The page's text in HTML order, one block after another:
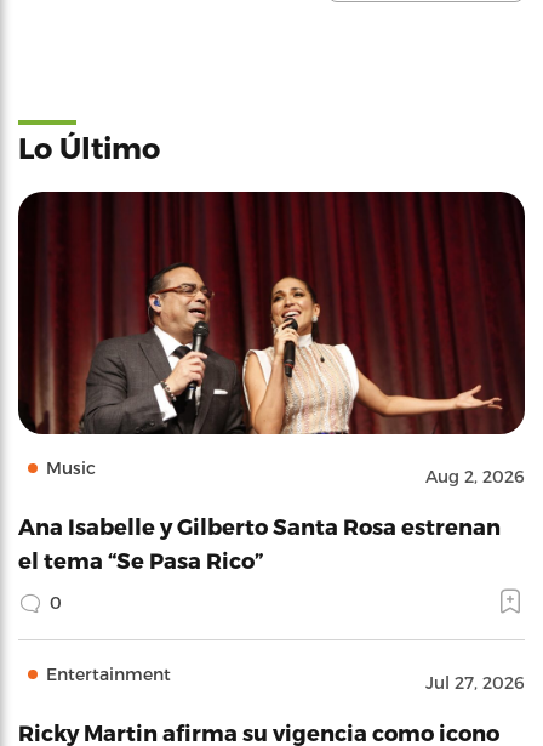
Lo Último
Music Aug 2, 2026
Ana Isabelle y Gilberto Santa Rosa estrenan
el tema “Se Pasa Rico”
0
Entertainment Jul 27, 2026
Ricky Martin afirma su vigencia como icono